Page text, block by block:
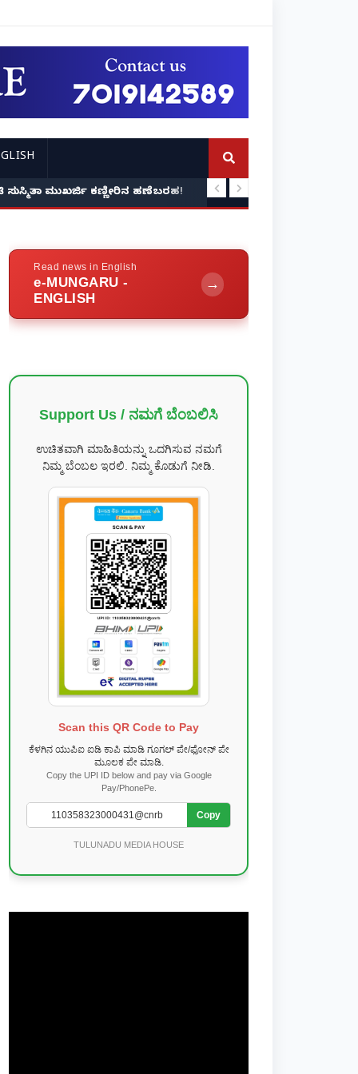
ಸುಸ್ಮಿತಾ ಮುಖರ್ಜಿ ಕಣ್ಣೀರಿನ ಹಣೆಬರಹ!
Read news in English
e-MUNGARU -
ENGLISH
→
Support Us / ನಮಗೆ ಬೆಂಬಲಿಸಿ
ಉಚಿತವಾಗಿ ಮಾಹಿತಿಯನ್ನು ಒದಗಿಸುವ ನಮಗೆ
ನಿಮ್ಮ ಬೆಂಬಲ ಇರಲಿ. ನಿಮ್ಮ ಕೊಡುಗೆ ನೀಡಿ.
Scan this QR Code to Pay
ಕೆಳಗಿನ ಯುಪಿಐ ಐಡಿ ಕಾಪಿ ಮಾಡಿ ಗೂಗಲ್ ಪೇ/ಫೋನ್ ಪೇ
ಮೂಲಕ ಪೇ ಮಾಡಿ.
Copy the UPI ID below and pay via Google
Pay/PhonePe.
Copy
TULUNADU MEDIA HOUSE